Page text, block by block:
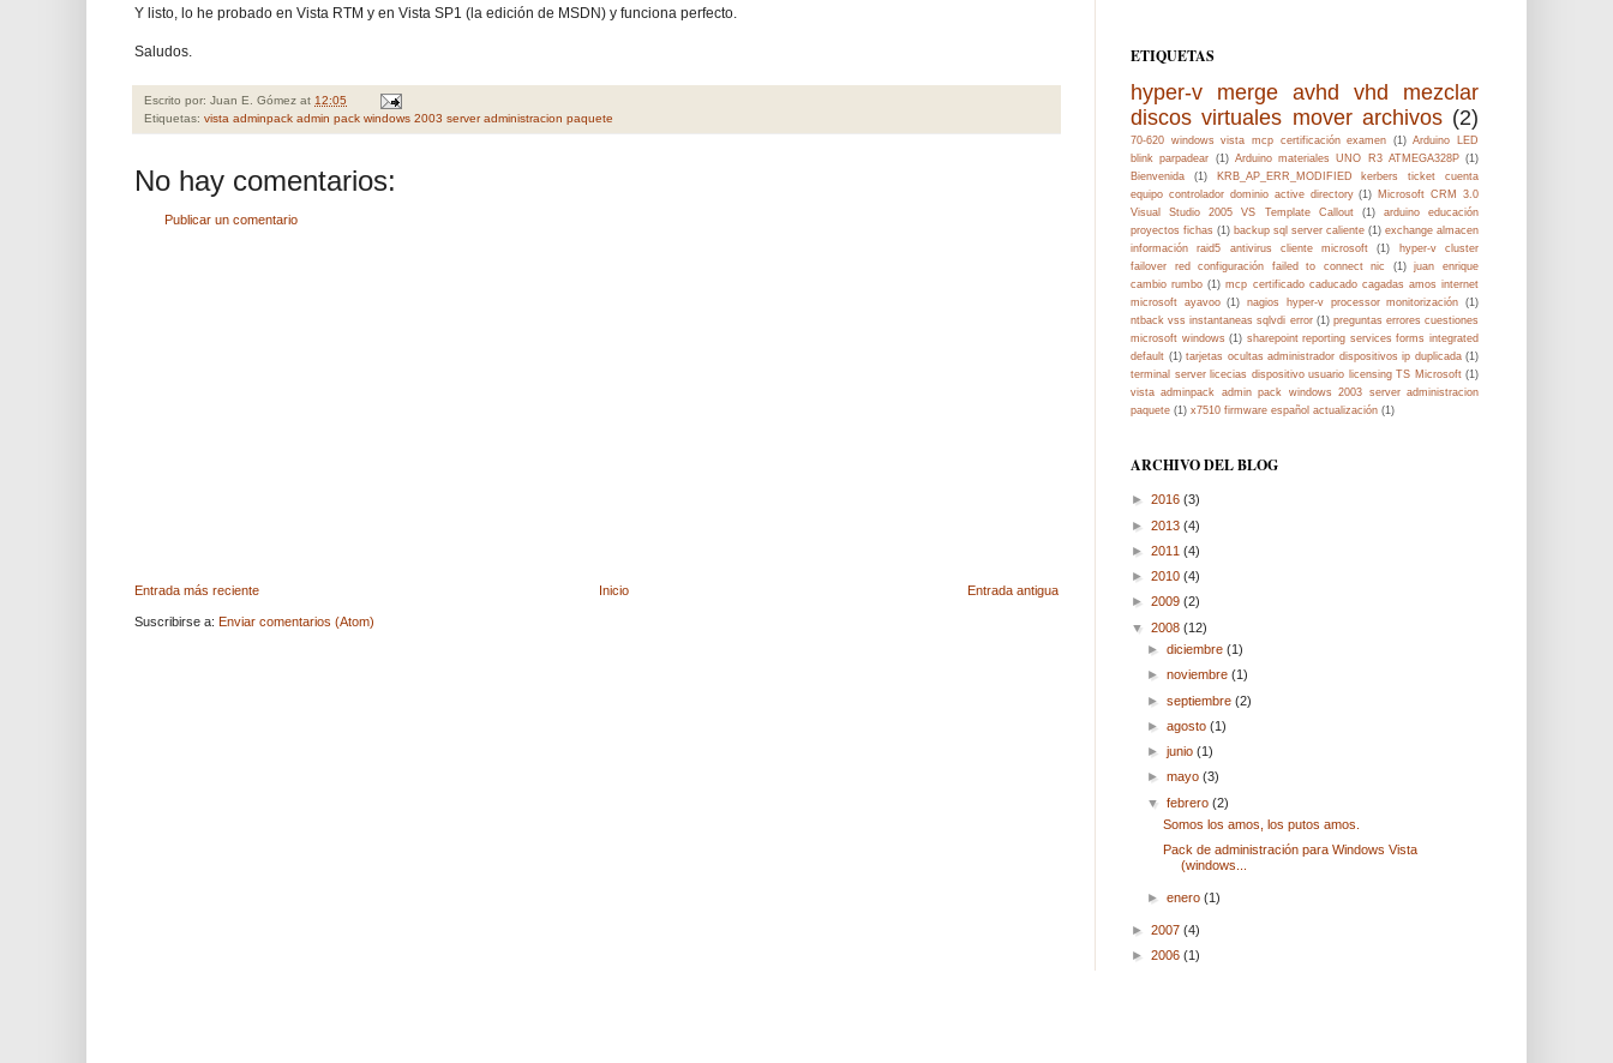
Y listo, lo he probado en Vista RTM y en Vista SP1 (la edición de MSDN) y funciona perfecto.
Saludos.
Escrito por: Juan E. Gómez at 12:05
Etiquetas: vista adminpack admin pack windows 2003 server administracion paquete
No hay comentarios:
Publicar un comentario
Entrada más reciente Entrada antigua
Inicio
Suscribirse a: Enviar comentarios (Atom)
ETIQUETAS
hyper-v merge avhd vhd mezclar
discos virtuales mover archivos (2)
70-620 windows vista mcp certificación examen (1) Arduino LED
blink parpadear (1) Arduino materiales UNO R3 ATMEGA328P (1)
Bienvenida
(1)
KRB_AP_ERR_MODIFIED kerbers ticket cuenta
equipo controlador dominio active directory (1) Microsoft CRM 3.0
Visual Studio 2005 VS Template Callout
(1)
arduino educación
proyectos fichas (1) backup sql server caliente (1) exchange almacen
información raid5 antivirus cliente microsoft
(1)
hyper-v cluster
failover red configuración failed to connect nic
(1)
juan enrique
cambio rumbo (1) mcp certificado caducado cagadas amos internet
microsoft ayavoo (1) nagios hyper-v processor monitorización
(1)
ntback vss instantaneas sqlvdi error (1) preguntas errores cuestiones
microsoft windows (1) sharepoint reporting services forms integrated
default (1) tarjetas ocultas administrador dispositivos ip duplicada (1)
terminal server licecias dispositivo usuario licensing TS Microsoft (1)
vista adminpack admin pack windows 2003 server administracion
paquete (1) x7510 firmware español actualización (1)
ARCHIVO DEL BLOG
► 2016 (3)
► 2013 (4)
► 2011 (4)
► 2010 (4)
► 2009 (2)
▼ 2008 (12)
►diciembre(1)
►noviembre(1)
►septiembre(2)
►agosto(1)
►junio(1)
►mayo(3)
▼febrero(2)
Somos los amos, los putos amos.
Pack de administración para Windows Vista
(windows...
►enero(1)
► 2007 (4)
► 2006 (1)